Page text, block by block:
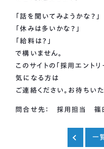
「話を聞いてみようかな？」
「休みは多いかな？」
「給料は？」
で構いません。
このサイトの「採用エント
気になる方は
ご連絡ください。お待ちいた
問合せ先： 採用担当 篠
一